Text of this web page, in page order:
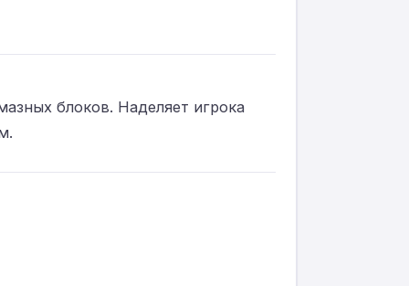
блоков. Наделяет игрока